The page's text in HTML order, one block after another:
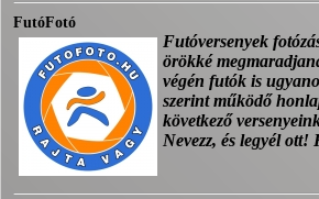
FutóFotó
Futóversenyek
örökké
végén futók is
szerint működő
következő
Nevezz, és legyél